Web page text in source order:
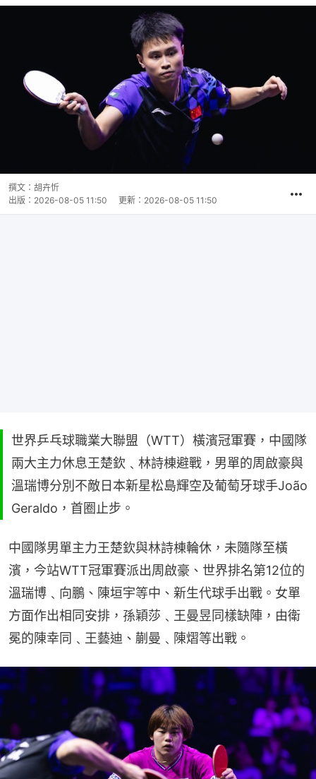
撰文： 胡卉忻
出版： 2026-08-05 11:50 更新： 2026-08-05 11:50
世界乒乓球職業大聯盟（WTT）橫濱冠軍賽，中國隊
兩大主力休息王楚欽﹑林詩棟避戰，男單的周啟豪與
溫瑞博分別不敵日本新星松島輝空及葡萄牙球手João
Geraldo，首圈止步。
中國隊男單主力王楚欽與林詩棟輪休，未隨隊至橫
濱，今站WTT冠軍賽派出周啟豪、世界排名第12位的
溫瑞博﹑向鵬、陳垣宇等中、新生代球手出戰。女單
方面作出相同安排，孫穎莎﹑王曼昱同樣缺陣，由衛
冕的陳幸同﹑王藝迪、蒯曼﹑陳熠等出戰。